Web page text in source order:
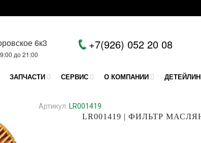
6к3
до 21:00
+7(926) 052 20 08
ЗАПЧАСТИ СЕРВИС О КОМПАНИИ
LR001419 | ФИЛЬТР
Артикул: LR001419